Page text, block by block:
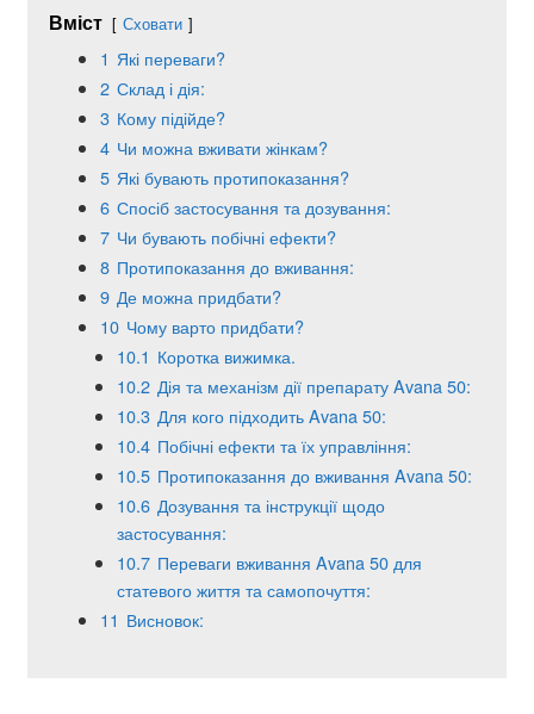
Вміст Сховати
1 Які переваги?
2 Склад і дія:
3 Кому підійде?
4 Чи можна вживати жінкам?
5 Які бувають протипоказання?
6 Спосіб застосування та дозування:
7 Чи бувають побічні ефекти?
8 Протипоказання до вживання:
9 Де можна придбати?
10 Чому варто придбати?
10.1 Коротка вижимка.
10.2 Дія та механізм дії препарату Avana 50:
10.3 Для кого підходить Avana 50:
10.4 Побічні ефекти та їх управління:
10.5 Протипоказання до вживання Avana 50:
10.6 Дозування та інструкції щодо
застосування:
10.7 Переваги вживання Avana 50 для
статевого життя та самопочуття:
11 Висновок: